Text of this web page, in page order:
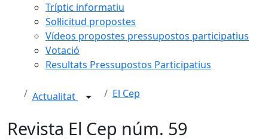
Tríptic informatiu
Sol·licitud propostes
Vídeos propostes pressupostos participatius
Votació
Resultats Pressupostos Participatius
Actualitat El Cep
Revista El Cep núm. 59